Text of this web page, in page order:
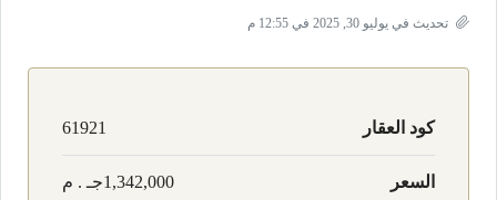
تحديث في يوليو 30, 2025 في 12:55 م
كود العقار 61921
السعر 1,342,000جـ . م